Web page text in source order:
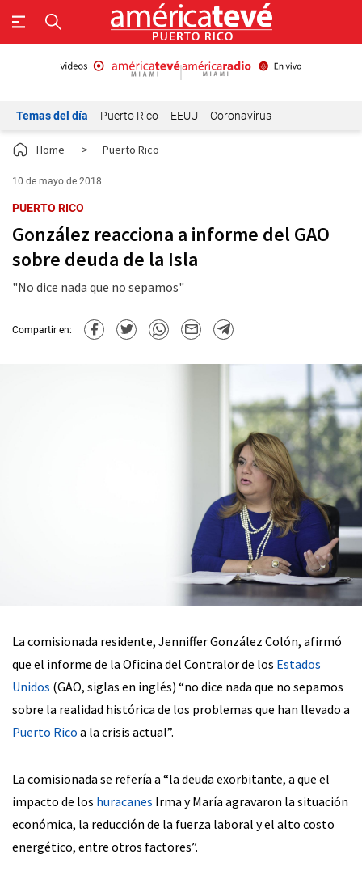
Temas del día Puerto Rico EEUU Coronavirus
Home > Puerto Rico
10 de mayo de 2018
PUERTO RICO
González reacciona a informe del GAO
sobre deuda de la Isla
"No dice nada que no sepamos"
Compartir en:
La comisionada residente, Jenniffer González Colón, afirmó
que el informe de la Oficina del Contralor de los Estados
Unidos (GAO, siglas en inglés) “no dice nada que no sepamos
sobre la realidad histórica de los problemas que han llevado a
Puerto Rico a la crisis actual”.
La comisionada se refería a “la deuda exorbitante, a que el
impacto de los huracanes Irma y María agravaron la situación
económica, la reducción de la fuerza laboral y el alto costo
energético, entre otros factores”.